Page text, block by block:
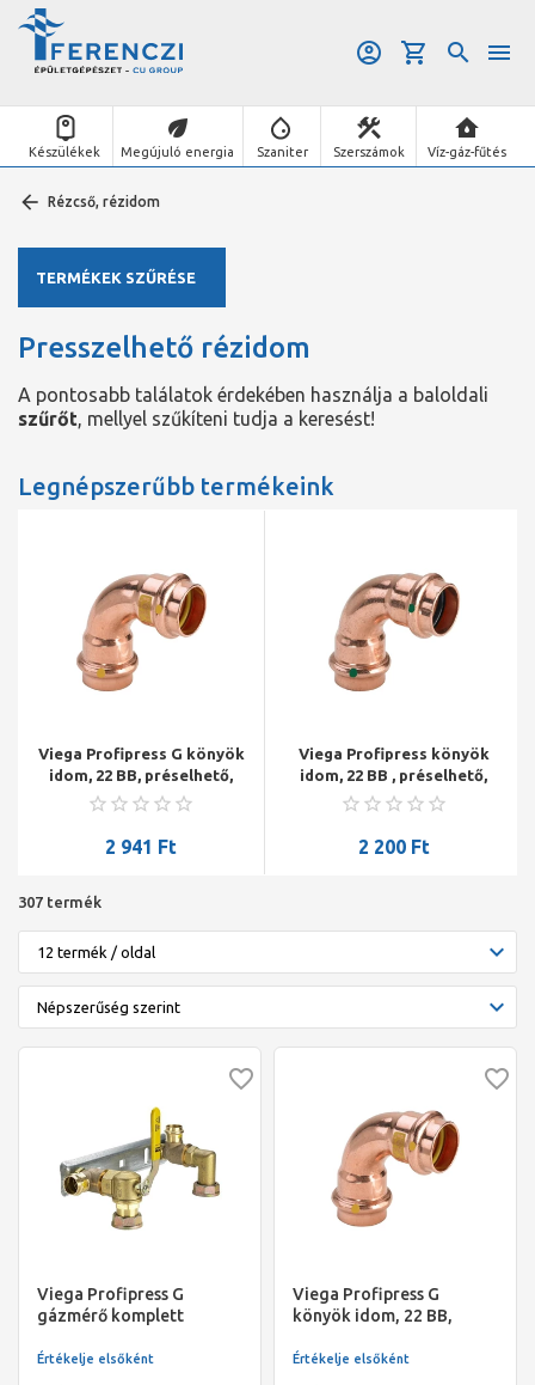
Készülékek Megújuló energia Szaniter Szerszámok Víz-gáz-fűtés
Rézcső, rézidom
Presszelhető rézidom
A pontosabb találatok érdekében használja a baloldali
szűrőt, mellyel szűkíteni tudja a keresést!
Legnépszerűbb termékeink
Viega Profipress G könyök
idom, 22 BB, préselhető,
SC-Contur, vörösréz,
2 941 Ft
Viega Profipress könyök
idom, 22 BB , préselhető,
SC-Contur, vörösréz
2 200 Ft
307 termék
Viega Profipress G
gázmérő komplett
gázcsappal, préselhető,
Értékelje elsőként
Viega Profipress G
könyök idom, 22 BB,
vörösréz, gázra
Értékelje elsőként
TERMÉKEK SZŰRÉSE